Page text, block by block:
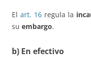
Elart. 16 regula la
su embargo.
b) En efectivo